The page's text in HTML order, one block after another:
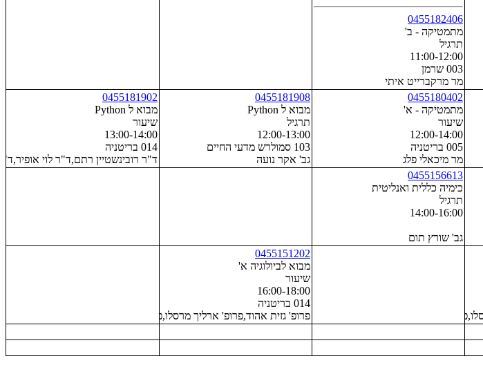
0455182406
מתמטיקה - ב'
תרגיל
11:00-12:00
003 שרמן
מר מרקברייט איתי
0455180402
מתמטיקה - א'
שיעור
12:00-14:00
005 בריטניה
מר מיכאלי פלג
0455181908
מבוא ל Python
תרגיל
12:00-13:00
103 סמולרש מדעי החיים
גב' אקר נועה
0455181902
מבוא ל Python
שיעור
13:00-14:00
014 בריטניה
ד"ר רובינשטיין רתם,ד"ר לוי
0455156613
כימיה כללית ואנליטית
תרגיל
14:00-16:00
גב' שורץ תום
אבני עדי,פרופ' רכבי עודד
0455151202
מבוא לביולוגיה א'
שיעור
16:00-18:00
014 בריטניה
פרופ' גזית אהוד,פרופ' ארליך מרסלו,פרופ' אבני עדי,פרופ' רכבי עודד